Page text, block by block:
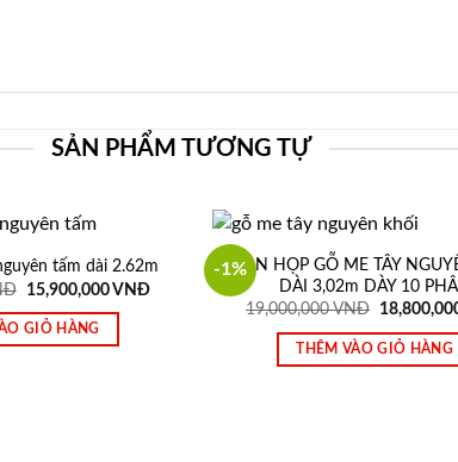
SẢN PHẨM TƯƠNG TỰ
tấm dài 2.62m
Giá
là:
17,700,000 VNĐ.
15,900,000VNĐGiá
GIỎ HÀNG
-1%BÀN HỌP GỖ ME TÂY
DÀI 3,02m DÀY 10
19,000,000VNĐ Giá
là:
THÊM VÀO GIỎ HÀNG